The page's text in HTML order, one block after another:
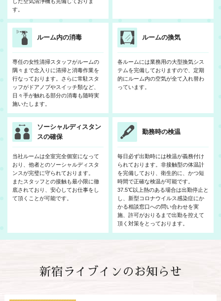
す。
ルーム内の消毒
専任の女性清掃スタッフがルームの
隅々まで念入りに清掃と消毒作業を
行なっております。さらに常駐スタ
ッフがドアノブやスイッチ類など、
日々手が触れる部分の消毒も随時実
施いたします。
ルームの換気
各ルームには業務用の大型換気シス
テムを完備しておりますので、定期
的にルーム内の空気が全て入れ替わ
っています。
ソーシャルディスタン
スの確保
当社ルームは全室完全個室になって
おり、他者とのソーシャルディスタ
ンスが完璧に守られております。
またスタッフとの接触も最小限に徹
底されており、安心してお仕事をし
て頂くことが可能です。
勤務時の検温
毎日必ず出勤時には検温が義務付け
られております。非接触型の体温計
を完備しており、衛生的に、かつ短
時間で正確な検温が可能です。
37.5℃以上熱のある場合は出勤停止と
し、新型コロナウイルス感染症にか
かる相談窓口への問い合わせを実
施、許可がおりるまで出勤を控えて
頂く対策をとっております。
新宿ライブインのお知らせ